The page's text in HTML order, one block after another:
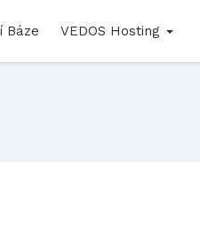
Báze VEDOS Hosting